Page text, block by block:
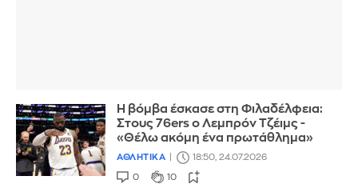
Η βόμβα έσκασε στη Φιλαδέλφεια:
Στους 76ers ο Λεμπρόν Τζέιμς -
«Θέλω ακόμη ένα πρωτάθλημα»
ΑΘΛΗΤΙΚΑ 18:50, 24.07.2026
0 10